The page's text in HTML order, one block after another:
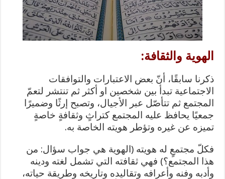
الهوية والثقافة:
ذكرنا سابقًا، أنّ بعض الاعتبارات والتوافقات
الاجتماعية تبدأ بين شخصين او أكثر ثم تنتشر لتعمّ
المجتمع ثم تتأصّل عبر الأجيال، وتصبح إرثًا وضميرًا
جمعيًا يحافظ عليه المجتمع كتراثٍ وثقافةٍ خاصةٍ
تميزه عن غيره وتؤطر هويته الخاصة به.
فكلّ مجتمعٍ له هويته (الهوية هي جواب سؤال: من
هذا المجتمع؟) فهي ثقافته التي تشمل لغته ودينه
وأدبه وفنه وأعرافه وتقاليده وتاريخه وطريقة حياته،